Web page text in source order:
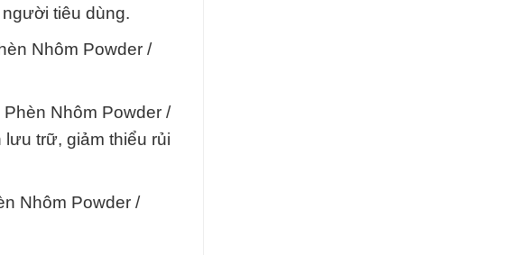
tiêu dùng.
Nhôm Powder /
Nhôm Powder /
trữ, giảm thiểu rủi
Nhôm Powder /